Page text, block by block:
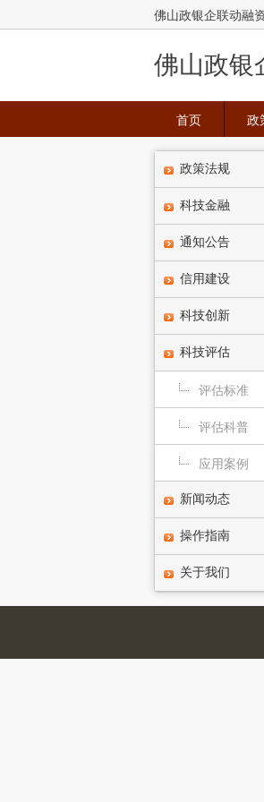
佛山政银企联动融
佛山政银
首页 政
政策法规
科技金融
通知公告
信用建设
科技创新
科技评估
评估标准
评估科普
应用案例
新闻动态
操作指南
关于我们